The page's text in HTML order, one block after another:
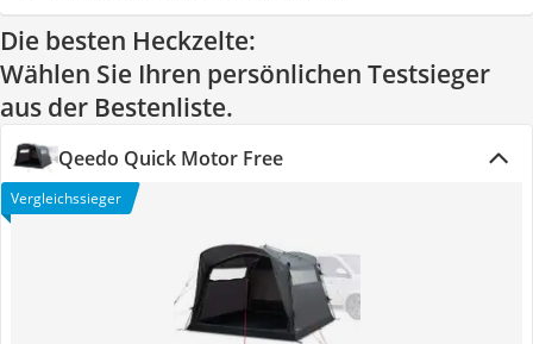
Die besten Heckzelte:
Wählen Sie Ihren persönlichen Testsieger
aus der Bestenliste.
Qeedo Quick Motor Free
Vergleichssieger